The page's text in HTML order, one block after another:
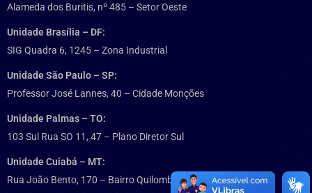
Alameda dos Buritis, nº 485 – Setor Oeste
Unidade Brasília – DF:
SIG Quadra 6, 1245 – Zona Industrial
Unidade São Paulo – SP:
Professor José Lannes, 40 – Cidade Monções
Unidade Palmas – TO:
103 Sul Rua SO 11, 47 – Plano Diretor Sul
Unidade Cuiabá – MT:
Rua João Bento, 170 – Bairro Quilombo, Villa Grecco